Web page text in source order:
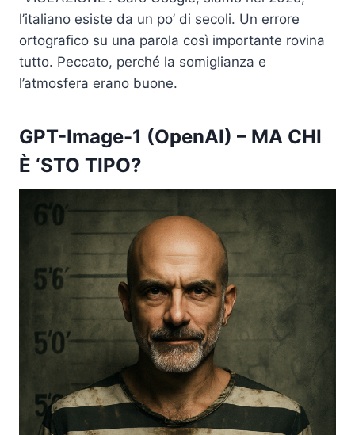
l’italiano esiste da un po’ di secoli. Un errore
ortografico su una parola così importante rovina
tutto. Peccato, perché la somiglianza e
l’atmosfera erano buone.
GPT-Image-1 (OpenAI) – MA CHI
È ‘STO TIPO?​